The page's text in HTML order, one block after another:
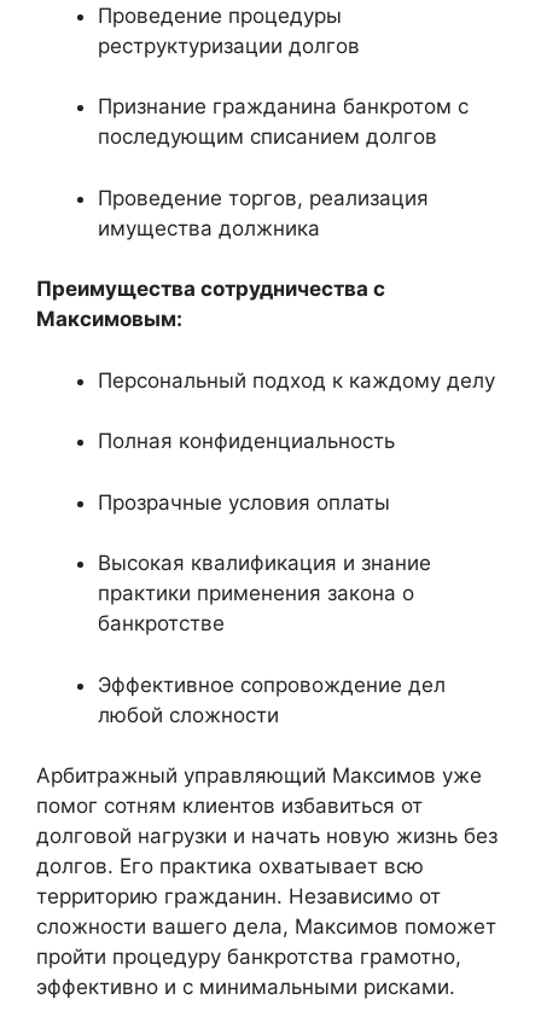
Проведение процедуры
реструктуризации долгов
Признание гражданина банкротом с
последующим списанием долгов
Проведение торгов, реализация
имущества должника
Преимущества сотрудничества с
Максимовым:
Персональный подход к каждому делу
Полная конфиденциальность
Прозрачные условия оплаты
Высокая квалификация и знание
практики применения закона о
банкротстве
Эффективное сопровождение дел
любой сложности
Арбитражный управляющий Максимов уже
помог сотням клиентов избавиться от
долговой нагрузки и начать новую жизнь без
долгов. Его практика охватывает всю
территорию гражданин. Независимо от
сложности вашего дела, Максимов поможет
пройти процедуру банкротства грамотно,
эффективно и с минимальными рисками.